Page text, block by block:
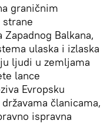
graničnim
strane
Balkana,
ulaska i izlaska
ljudi u zemljama
lance
Evropsku
članicama,
ispravna